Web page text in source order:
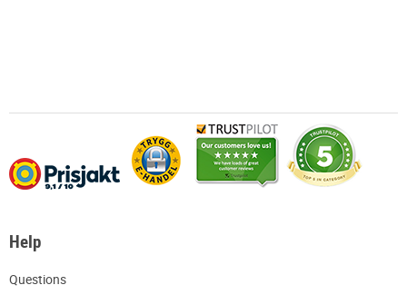
Help
Questions